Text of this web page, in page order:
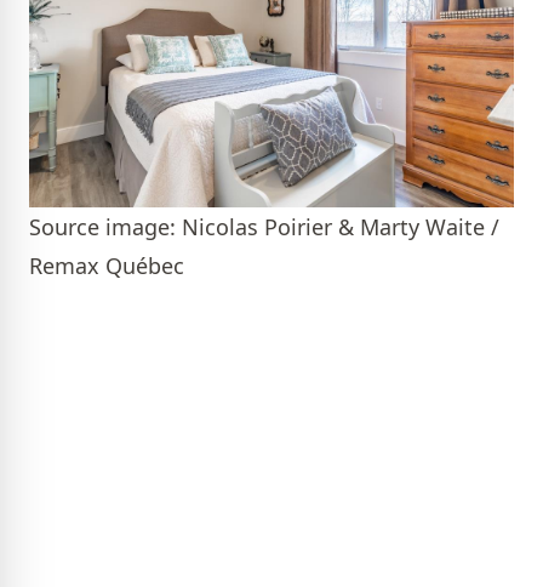
Source image: Nicolas Poirier & Marty Waite /
Remax Québec